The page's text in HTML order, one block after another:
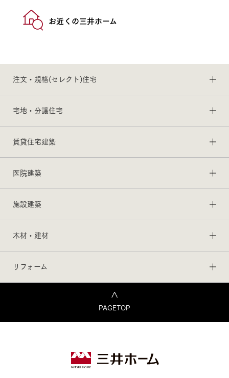
お近くの三井ホーム
注文・規格(セレクト)住宅
宅地・分譲住宅
賃貸住宅建築
医院建築
施設建築
木材・建材
リフォーム
PAGETOP